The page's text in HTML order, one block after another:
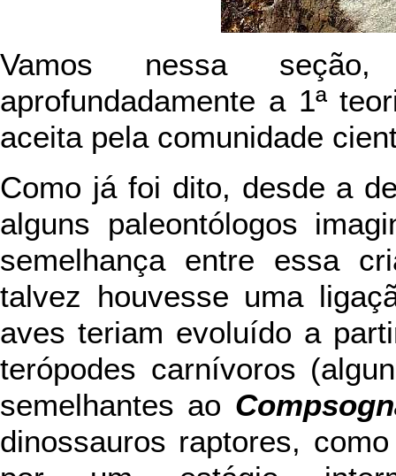
Vamos nessa
aprofundadamente a 1ª
aceita pela comunidade
Como já foi dito, desde a
alguns paleontólogos
semelhança entre essa
talvez houvesse uma
aves teriam evoluído a
terópodes carnívoros
semelhantes ao
dinossauros raptores,